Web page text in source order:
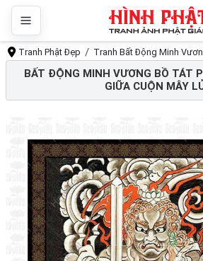
Tranh Phật Đẹp Tranh Bất Động Minh
BẤT ĐỘNG MINH VƯƠNG BỒ TÁT
GIỮA CUỘN MÂY